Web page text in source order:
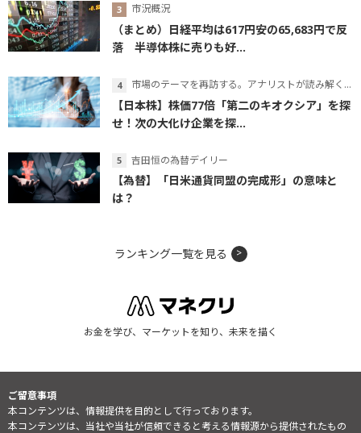
市況概況
（まとめ）日経平均は617円安の65,683円で反
落 半導体株に売りも好...
市場のテーマを再訪する。アナリストが読み解くテーマの本質
【日本株】株価77倍「第二のキオクシア」を探
せ！次の大化け企業を探...
吉田恒の為替デイリー
【為替】「日米通貨同盟の完成形」の意味と
は？
ランキング一覧を見る
お金を学び、マーケットを知り、未来を描く
ご留意事項
本コンテンツは、情報提供を目的として行っております。
本コンテンツは、当社や当社が信頼できると考える情報源から提供されたもの